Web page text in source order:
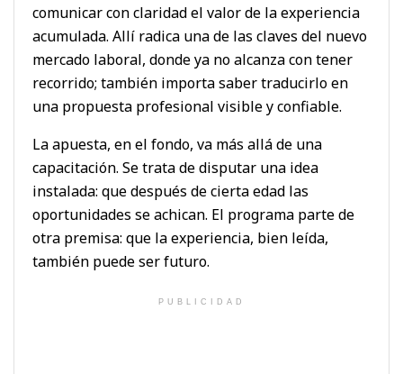
comunicar con claridad el valor de la experiencia
acumulada. Allí radica una de las claves del nuevo
mercado laboral, donde ya no alcanza con tener
recorrido; también importa saber traducirlo en
una propuesta profesional visible y confiable.
La apuesta, en el fondo, va más allá de una
capacitación. Se trata de disputar una idea
instalada: que después de cierta edad las
oportunidades se achican. El programa parte de
otra premisa: que la experiencia, bien leída,
también puede ser futuro.
PUBLICIDAD